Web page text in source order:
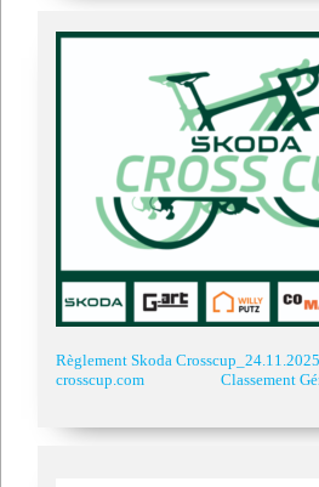
Règlement Skoda Crosscup_24.11.2025
crosscup.com
Classement